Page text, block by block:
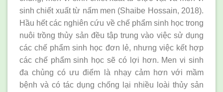
sinh chiết xuất từ nấm men (Shaibe Hossain, 2018).
Hầu hết các nghiên cứu về chế phẩm sinh học trong
nuôi trồng thủy sản đều tập trung vào việc sử dụng
các chế phẩm sinh học đơn lẻ, nhưng việc kết hợp
các chế phẩm sinh học sẽ có lợi hơn. Men vi sinh
đa chủng có ưu điểm là nhạy cảm hơn với mầm
bệnh và có tác dụng chống lại nhiều loài thủy sản